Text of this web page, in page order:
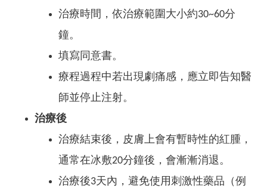
治療時間，依治療範圍大小約30~60分
鐘。
填寫同意書。
療程過程中若出現劇痛感，應立即告知醫
師並停止注射。
治療後
治療結束後，皮膚上會有暫時性的紅腫，
通常在冰敷20分鐘後，會漸漸消退。
治療後3天內，避免使用刺激性藥品（例